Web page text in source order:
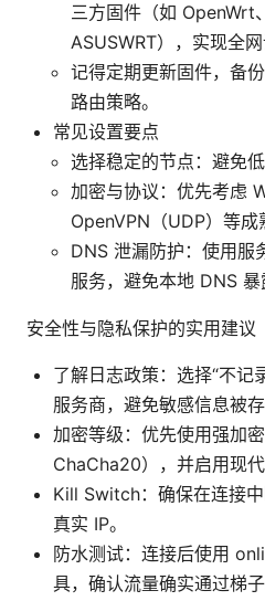
三方固件（如 OpenWrt
ASUSWRT），实现全网
记得定期更新固件，备
路由策略。
常见设置要点
选择稳定的节点：避免
加密与协议：优先考虑
OpenVPN（UDP）等成
DNS 泄漏防护：使用服
服务，避免本地 DNS 暴
安全性与隐私保护的实用建议
了解日志政策：选择“不记
服务商，避免敏感信息被存
加密等级：优先使用强加
ChaCha20），并启用现代
Kill Switch：确保在连接
真实 IP。
防水测试：连接后使用
具，确认流量确实通过梯子